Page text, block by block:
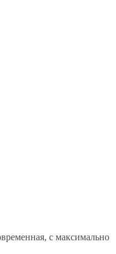
с максимально